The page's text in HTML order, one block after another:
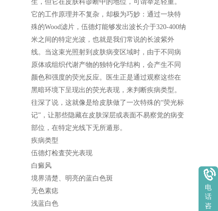
生，但它在皮肤科诊断中的地位，可谓举足轻重。
它的工作原理并不复杂，却极为巧妙：通过一块特
殊的Wood滤片，伍德灯能够发出波长介于320-400纳
米之间的特定光波，也就是我们常说的长波紫外
线。当这束光照射到皮肤病变区域时，由于不同病
原体或组织代谢产物的独特化学结构，会产生不同
颜色和强度的荧光反应。医生正是通过观察这些在
黑暗环境下呈现出的荧光表现，来判断疾病类型。
往深了说，这就像是给皮肤做了一次特殊的“荧光标
记”，让那些隐藏在皮肤深层或表面不易察觉的病变
部位，在特定光线下无所遁形。
疾病类型
伍德灯检査荧光表现
白癜风
境界清楚、明亮的蓝白色斑
无色素痣
浅蓝白色
电
话
咨